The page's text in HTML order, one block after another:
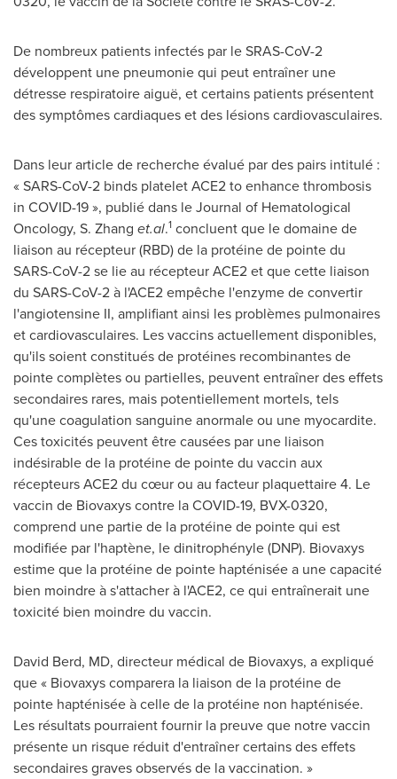
De nombreux patients infectés par le SRAS-CoV-2
développent une pneumonie qui peut entraîner une
détresse respiratoire aiguë, et certains patients présentent
des symptômes cardiaques et des lésions cardiovasculaires.
Dans leur article de recherche évalué par des pairs intitulé :
« SARS-CoV-2 binds platelet ACE2 to enhance thrombosis
in COVID-19 », publié dans le Journal of Hematological
Oncology, S. Zhang et.al.1 concluent que le domaine de
liaison au récepteur (RBD) de la protéine de pointe du
SARS-CoV-2 se lie au récepteur ACE2 et que cette liaison
du SARS-CoV-2 à l'ACE2 empêche l'enzyme de convertir
l'angiotensine II, amplifiant ainsi les problèmes pulmonaires
et cardiovasculaires. Les vaccins actuellement disponibles,
qu'ils soient constitués de protéines recombinantes de
pointe complètes ou partielles, peuvent entraîner des effets
secondaires rares, mais potentiellement mortels, tels
qu'une coagulation sanguine anormale ou une myocardite.
Ces toxicités peuvent être causées par une liaison
indésirable de la protéine de pointe du vaccin aux
récepteurs ACE2 du cœur ou au facteur plaquettaire 4. Le
vaccin de Biovaxys contre la COVID-19, BVX-0320,
comprend une partie de la protéine de pointe qui est
modifiée par l'haptène, le dinitrophényle (DNP). Biovaxys
estime que la protéine de pointe hapténisée a une capacité
bien moindre à s'attacher à l'ACE2, ce qui entraînerait une
toxicité bien moindre du vaccin.
David Berd, MD, directeur médical de Biovaxys, a expliqué
que « Biovaxys comparera la liaison de la protéine de
pointe hapténisée à celle de la protéine non hapténisée.
Les résultats pourraient fournir la preuve que notre vaccin
présente un risque réduit d'entraîner certains des effets
secondaires graves observés de la vaccination. »